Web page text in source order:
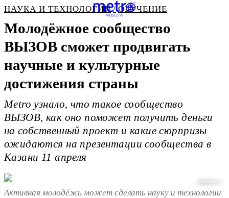
НАУКА И ТЕХНОЛОГИИ ОБУЧЕНИЕ
Молодёжное сообщество
ВЫЗОВ сможет продвигать
научные и культурные
достижения страны
Metro узнало, что такое сообщество
ВЫЗОВ, как оно поможет получить деньги
на собственный проект и какие сюрпризы
ожидаются на презентации сообщества в
Казани 11 апреля
unsplash.com
Активная молодёжь может сделать науку и технологии